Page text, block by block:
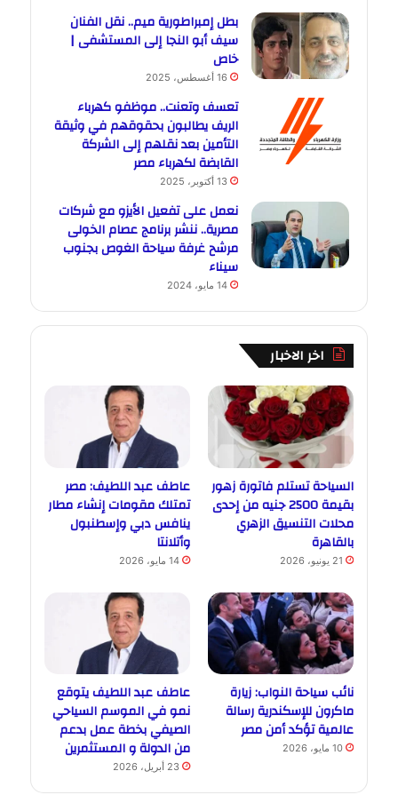
بطل إمبراطورية ميم.. نقل الفنان
سيف أبو النجا إلى المستشفى |
خاص
16 أغسطس، 2025
تعسف وتعنت.. موظفو كهرباء
الريف يطالبون بحقوقهم في وثيقة
التأمين بعد نقلهم إلى الشركة
القابضة لكهرباء مصر
13 أكتوبر، 2025
نعمل على تفعيل الأيزو مع شركات
مصرية.. ننشر برنامج عصام الخولى
مرشح غرفة سياحة الغوص بجنوب
سيناء
14 مايو، 2024
اخر الاخبار
السياحة تستلم فاتورة زهور
بقيمة 2500 جنيه من إحدى
محلات التنسيق الزهري
بالقاهرة
21 يونيو، 2026
عاطف عبد اللطيف: مصر
تمتلك مقومات إنشاء مطار
ينافس دبي وإسطنبول
وأتلانتا
14 مايو، 2026
نائب سياحة النواب: زيارة
ماكرون للإسكندرية رسالة
عالمية تؤكد أمن مصر
10 مايو، 2026
عاطف عبد اللطيف يتوقع
نمو في الموسم السياحي
الصيفي بخطة عمل بدعم
من الدولة و المستثمرين
23 أبريل، 2026